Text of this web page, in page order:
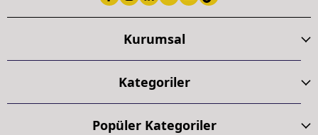
Kurumsal
Kategoriler
Popüler Kategoriler